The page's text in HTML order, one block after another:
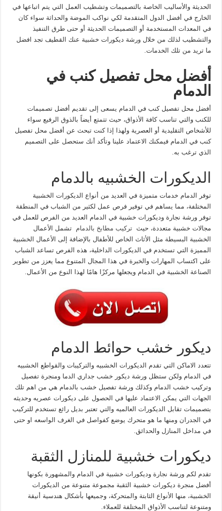
الحديثة والأساليب الخاصة بالتصميمات وتشطيب العمل التي يتم اتباعها في
الخارج في أفضل الدول المتقدمة لكي نواكب الموضة والحداثة سواء كان
في المعدات المستخدمة أو التصميمات الحديثة أو حتى طرق التنفيذ
والتشطيب لذلك من خلال ورشة ديكورات خشبية عنك القطيف تجد افضل
ما تريد من تلك الخدمات.
أفضل محل تفصيل كنب في
الدمام
أفضل محل تفصيل كنب في الدمام يسعى إلى تقديم أفضل تصميمات
للكنب والتي تناسب كافة الأذواق، حيث تتمتع أيضاً بالذوق الرفيع سواء
للأشخاص التقليدية أو العصرية ولهذا إذا كنت تبحث عن أفضل محل تفصيل
كنب في الدمام فيمكنك الاعتماد علينا وتأكد أنك ستحصل على التصميم
الذي ترغب به.
الديكورات الخشبيه بالدمام
توفر الدمام خدمات متميزة في العديد من أنواع الديكورات الخشبية
المختلفة، مما يساهم في توفير فرص عمل لكثير من الشباب في المنطقة
توفر ورشة نجارة وديكورات خشبية في الدمام العديد من الفرص للعمل في
مجالات خشبية متعددة، حيثتركيب مطابخ بالدمام تشمل الأعمال
الخشبية البسيطة مثل الأثاث الخاص للأطفال بالإضافة إلى الأعمال الخشبية
المميزة التي تستخدم في الديكورات الداخلية، هذه الفرص تساعد الشباب
على اكتساب المهارات والخبرة في هذا المجال المتنوع مما يعزز من تطوير
الصناعة الخشبية في الدمام ويجعلها مركزًا هامًا لهذا النوع من الأعمال.
ديكور خشب حوائط الدمام
تتعدد الاماكن التي تقدم الديكورات الخشبيه والتركيبات والقواطع الخشبيه
في الدمام ولكن ستظل ورشة ديكور خشب جداري الدما ومنجرة تفصيل
وتركيب خشب الدمام وكذلك ورشة تفصيل خشب بالدمام هي من اهم تلك
الجهات التي يمكن الاعتماد عليها في الحصول على ديكورات عصريه وحديثه
بتصميمات تقابل الديكورات العالميه والتي تعتبر بديل رائع تستخدم للتركيب
في الجدران ومنها ما هو متحرك يوضع كفواصل في الغرف الواسعه او حتى
في مداخل المنازل والحدائق.
ديكورات خشبية للمنازل الثقبة
تقدم لكم ورشة نجارة وديكورات خشبية في الدمام والمشهورة بكونها
أفضل منجرة ديكورات خشبية الثقبة مجموعة متنوعة من الديكورات
الخشبية، منها الأنواع الثابتة والمتحركة، وجميعها بأشكال هندسية أنيقة
ومتنوعة لتناسب الأذواق المختلفة للعملاء.